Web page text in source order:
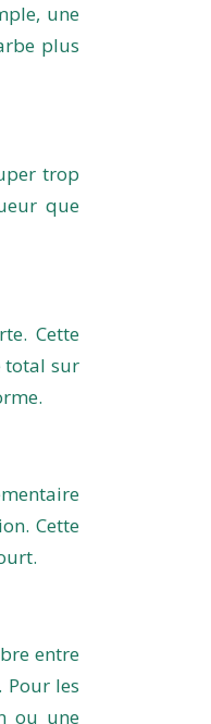
une
plus
trop
que
Cette
total sur
Cette
entre
Pour les
ou une